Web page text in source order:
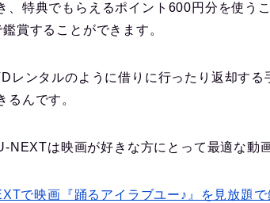
、特典でもらえるポイント600円分を使う
鑑賞することができます。
レンタルのように借りに行ったり返却す
るんです。
NEXTは映画が好きな方にとって最適な動
で映画『踊るアイラブユー♪』を見放題で